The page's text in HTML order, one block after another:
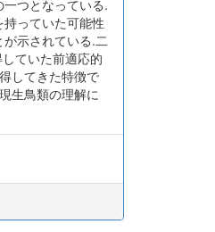
つとなっている.
っていた可能性
示されている.二
ていた前適応的
してきた特徴で
生鳥類の理解に